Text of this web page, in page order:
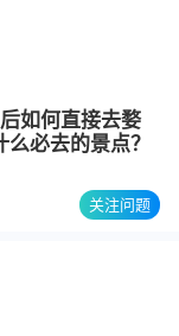
如何直接去婺
必去的景点？
关注问题